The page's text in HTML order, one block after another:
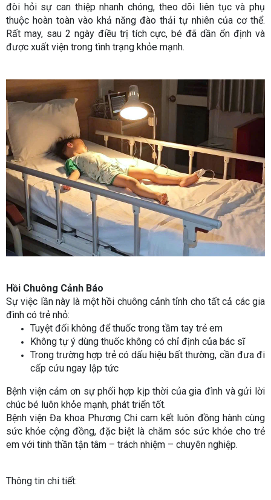
đòi hỏi sự can thiệp nhanh chóng, theo dõi liên tục và phụ
thuộc hoàn toàn vào khả năng đào thải tự nhiên của cơ thể.
Rất may, sau 2 ngày điều trị tích cực, bé đã dần ổn định và
được xuất viện trong tình trạng khỏe mạnh.
Hồi Chuông Cảnh Báo
Sự việc lần này là một hồi chuông cảnh tỉnh cho tất cả các gia
đình có trẻ nhỏ:
Tuyệt đối không để thuốc trong tầm tay trẻ em
Không tự ý dùng thuốc không có chỉ định của bác sĩ
Trong trường hợp trẻ có dấu hiệu bất thường, cần đưa đi
cấp cứu ngay lập tức
Bệnh viện cảm ơn sự phối hợp kịp thời của gia đình và gửi lời
chúc bé luôn khỏe mạnh, phát triển tốt.
Bệnh viện Đa khoa Phương Chi cam kết luôn đồng hành cùng
sức khỏe cộng đồng, đặc biệt là chăm sóc sức khỏe cho trẻ
em với tinh thần tận tâm – trách nhiệm – chuyên nghiệp.
Thông tin chi tiết: